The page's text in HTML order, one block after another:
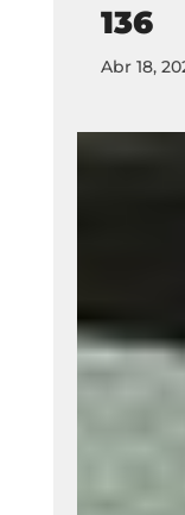
136
Abr 18,